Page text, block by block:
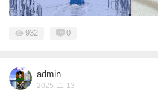
932 0
admin
2025-11-13